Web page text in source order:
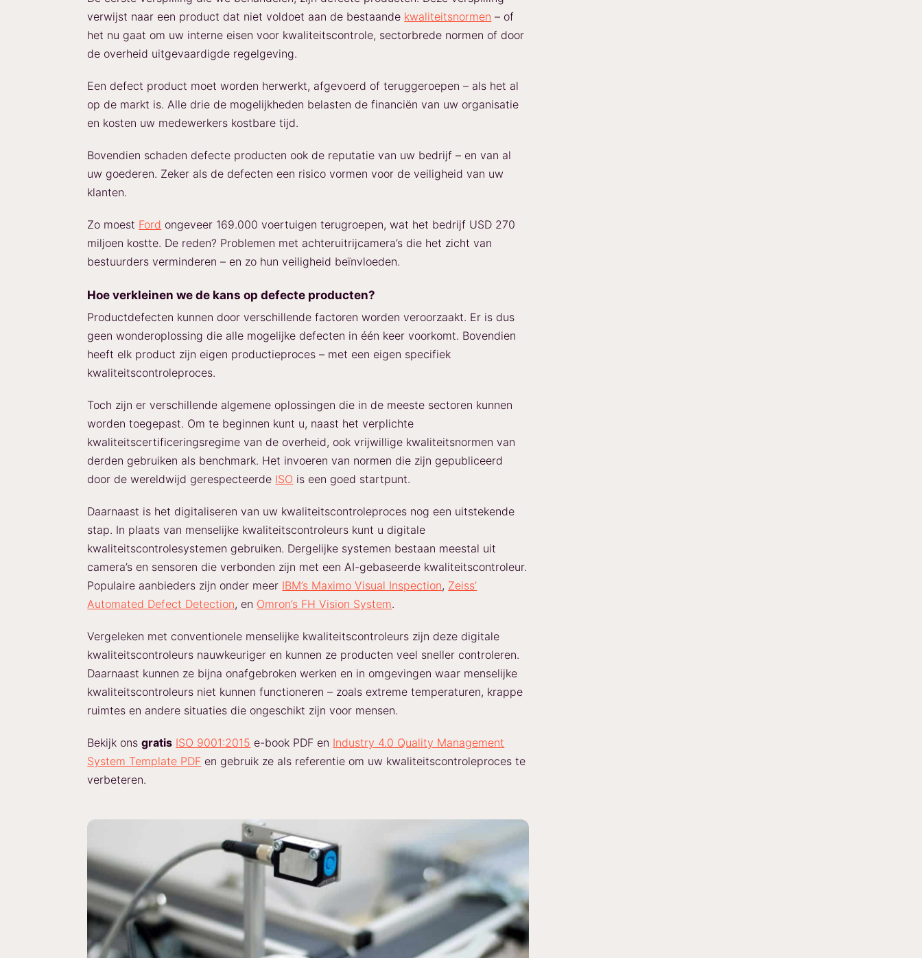
verwijst naar een product dat niet voldoet aan de bestaande kwaliteitsnormen – of
het nu gaat om uw interne eisen voor kwaliteitscontrole, sectorbrede normen of door
de overheid uitgevaardigde regelgeving.
Een defect product moet worden herwerkt, afgevoerd of teruggeroepen – als het al
op de markt is. Alle drie de mogelijkheden belasten de financiën van uw organisatie
en kosten uw medewerkers kostbare tijd.
Bovendien schaden defecte producten ook de reputatie van uw bedrijf – en van al
uw goederen. Zeker als de defecten een risico vormen voor de veiligheid van uw
klanten.
Zo moest Ford ongeveer 169.000 voertuigen terugroepen, wat het bedrijf USD 270
miljoen kostte. De reden? Problemen met achteruitrijcamera’s die het zicht van
bestuurders verminderen – en zo hun veiligheid beïnvloeden.
Hoe verkleinen we de kans op defecte producten?
Productdefecten kunnen door verschillende factoren worden veroorzaakt. Er is dus
geen wonderoplossing die alle mogelijke defecten in één keer voorkomt. Bovendien
heeft elk product zijn eigen productieproces – met een eigen specifiek
kwaliteitscontroleproces.
Toch zijn er verschillende algemene oplossingen die in de meeste sectoren kunnen
worden toegepast. Om te beginnen kunt u, naast het verplichte
kwaliteitscertificeringsregime van de overheid, ook vrijwillige kwaliteitsnormen van
derden gebruiken als benchmark. Het invoeren van normen die zijn gepubliceerd
door de wereldwijd gerespecteerde ISO is een goed startpunt.
Daarnaast is het digitaliseren van uw kwaliteitscontroleproces nog een uitstekende
stap. In plaats van menselijke kwaliteitscontroleurs kunt u digitale
kwaliteitscontrolesystemen gebruiken. Dergelijke systemen bestaan meestal uit
camera’s en sensoren die verbonden zijn met een AI-gebaseerde kwaliteitscontroleur.
Populaire aanbieders zijn onder meer IBM’s Maximo Visual Inspection, Zeiss’
Automated Defect Detection, en Omron’s FH Vision System.
Vergeleken met conventionele menselijke kwaliteitscontroleurs zijn deze digitale
kwaliteitscontroleurs nauwkeuriger en kunnen ze producten veel sneller controleren.
Daarnaast kunnen ze bijna onafgebroken werken en in omgevingen waar menselijke
kwaliteitscontroleurs niet kunnen functioneren – zoals extreme temperaturen, krappe
ruimtes en andere situaties die ongeschikt zijn voor mensen.
Bekijk onsgratis ISO 9001:2015 e-book PDF en Industry 4.0 Quality Management
System Template PDF en gebruik ze als referentie om uw kwaliteitscontroleproces te
verbeteren.